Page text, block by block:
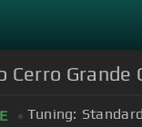
Cerro
E Tuning: